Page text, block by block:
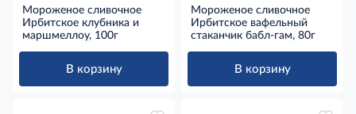
Мороженое сливочное
Ирбитское клубника и
маршмеллоу, 100г
В корзину
Мороженое сливочное
Ирбитское вафельный
стаканчик бабл-гам, 80г
В корзину